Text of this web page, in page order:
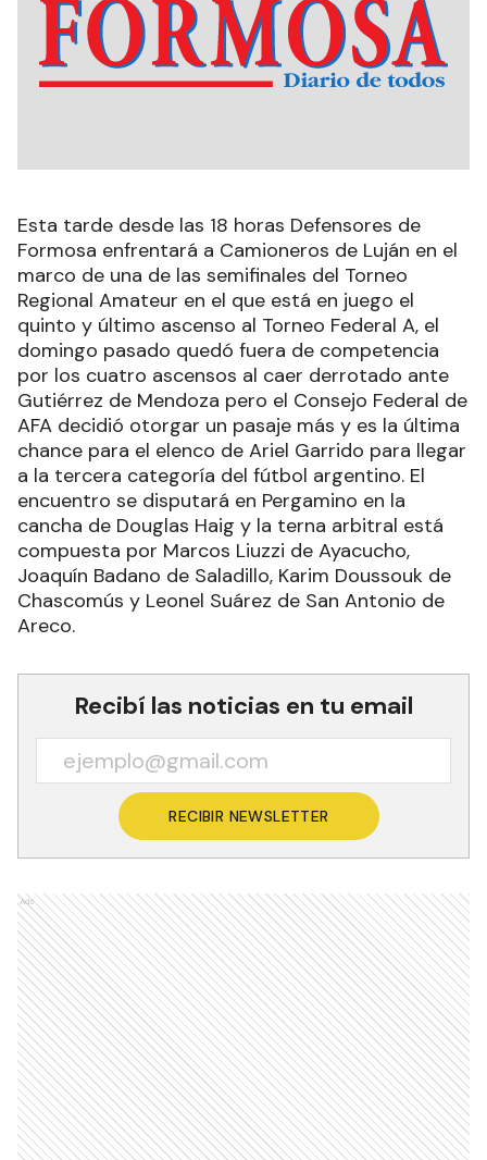
Esta tarde desde las 18 horas Defensores de
Formosa enfrentará a Camioneros de Luján en el
marco de una de las semifinales del Torneo
Regional Amateur en el que está en juego el
quinto y último ascenso al Torneo Federal A, el
domingo pasado quedó fuera de competencia
por los cuatro ascensos al caer derrotado ante
Gutiérrez de Mendoza pero el Consejo Federal de
AFA decidió otorgar un pasaje más y es la última
chance para el elenco de Ariel Garrido para llegar
a la tercera categoría del fútbol argentino. El
encuentro se disputará en Pergamino en la
cancha de Douglas Haig y la terna arbitral está
compuesta por Marcos Liuzzi de Ayacucho,
Joaquín Badano de Saladillo, Karim Doussouk de
Chascomús y Leonel Suárez de San Antonio de
Areco.
Recibí las noticias en tu email
RECIBIR NEWSLETTER
Ads